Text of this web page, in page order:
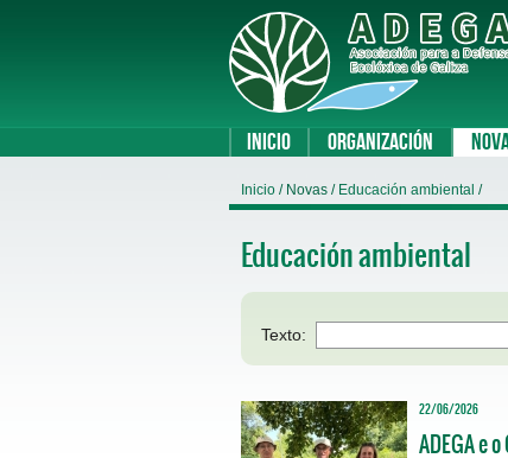
Inicio Organización
Inicio / Novas / Educación ambiental /
Educación ambiental
Texto:
22/06/2026
ADEGA e